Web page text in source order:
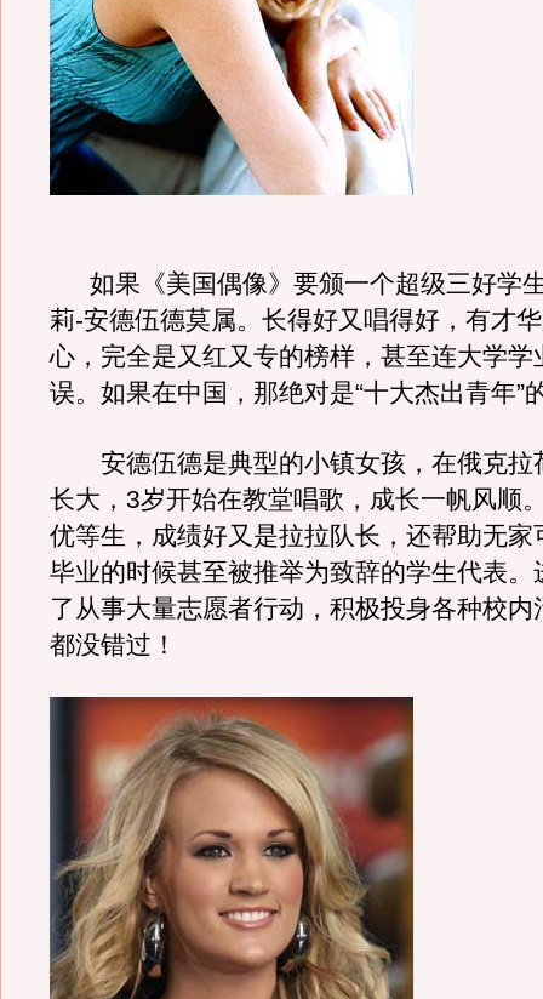
如果《美国偶像》要颁一个超级三好学
莉-安德伍德莫属。长得好又唱得好，有才
心，完全是又红又专的榜样，甚至连大学学
误。如果在中国，那绝对是“十大杰出青年”
安德伍德是典型的小镇女孩，在俄克拉
长大，3岁开始在教堂唱歌，成长一帆风顺
优等生，成绩好又是拉拉队长，还帮助无家
毕业的时候甚至被推举为致辞的学生代表。
了从事大量志愿者行动，积极投身各种校内
都没错过！